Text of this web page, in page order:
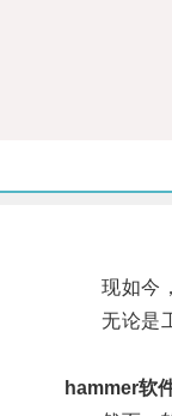
现如今，
无论是工
hammer软